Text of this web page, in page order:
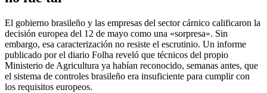
El gobierno brasileño y las empresas del sector cárnico calificaron la
decisión europea del 12 de mayo como una «sorpresa». Sin
embargo, esa caracterización no resiste el escrutinio. Un informe
publicado por el diario Folha reveló que técnicos del propio
Ministerio de Agricultura ya habían reconocido, semanas antes, que
el sistema de controles brasileño era insuficiente para cumplir con
los requisitos europeos.